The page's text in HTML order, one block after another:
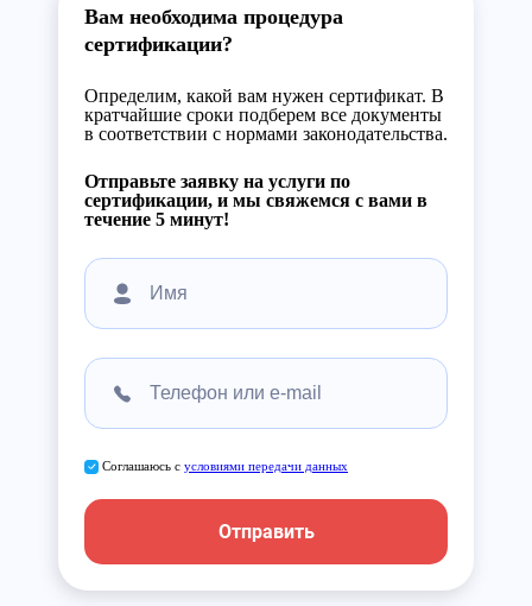
Вам необходима процедура
сертификации?
Определим, какой вам нужен сертификат. В
кратчайшие сроки подберем все документы
в соответствии с нормами законодательства.
Отправьте заявку на услуги по
сертификации, и мы свяжемся с вами в
течение 5 минут!
Соглашаюсь с условиями передачи данных
Отправить